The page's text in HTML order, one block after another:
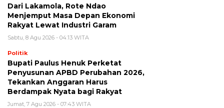
Dari Lakamola, Rote Ndao
Menjemput Masa Depan Ekonomi
Rakyat Lewat Industri Garam
Sabtu, 8 Agu 2026 - 04:13 WITA
Politik
Bupati Paulus Henuk Perketat
Penyusunan APBD Perubahan 2026,
Tekankan Anggaran Harus
Berdampak Nyata bagi Rakyat
Jumat, 7 Agu 2026 - 07:43 WITA